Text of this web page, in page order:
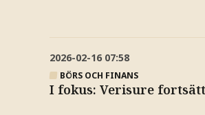
2026-02-16 07:58
BÖRS OCH FINANS
I fokus: Verisure